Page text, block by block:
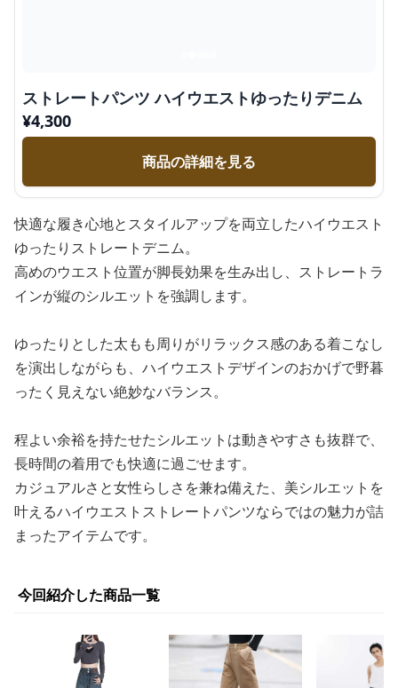
ストレートパンツ ハイウエストゆったりデニム
¥4,300
商品の詳細を見る
快適な履き心地とスタイルアップを両立したハイウエスト
ゆったりストレートデニム。
高めのウエスト位置が脚長効果を生み出し、ストレートラ
インが縦のシルエットを強調します。
ゆったりとした太もも周りがリラックス感のある着こなし
を演出しながらも、ハイウエストデザインのおかげで野暮
ったく見えない絶妙なバランス。
程よい余裕を持たせたシルエットは動きやすさも抜群で、
長時間の着用でも快適に過ごせます。
カジュアルさと女性らしさを兼ね備えた、美シルエットを
叶えるハイウエストストレートパンツならではの魅力が詰
まったアイテムです。
今回紹介した商品一覧